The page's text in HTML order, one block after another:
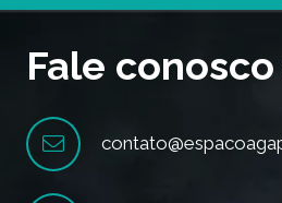
Fale